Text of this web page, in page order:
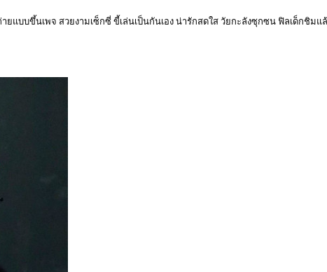
ายแบบขึ้นเพจ สวยงามเซ็กซี่ ขี้เล่นเป็นกันเอง น่ารักสดใส วัยกะลังซุกซน ฟิลเด็กชิ